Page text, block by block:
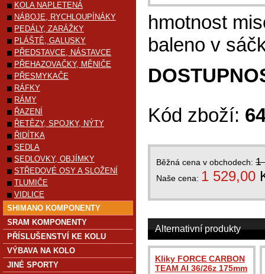
hmotnost
baleno v
Kód zboží:
Běžná cena v obchodech: 1
Naše cena: 1 529,00
Alternativní produkty
Kliky FORCE CARBON
TEAM Al 36/26z 175mm
KOLA NAPLETENÁ
NÁBOJE, RYCHLOUPÍNÁKY
PEDÁLY, ZARÁŽKY
PLÁŠTĚ, GALUSKY
PŘEDSTAVCE, NÁSTAVCE
PŘEHAZOVAČKY, MĚNIČE
PŘESMYKAČE
RÁFKY
RÁMY
ŘAZENÍ
ŘETĚZY, SPOJKY, NÝTY
ŘIDÍTKA
SEDLA
SEDLOVKY, OBJÍMKY
STŘEDOVÉ OSY A SLOŽENÍ
TLUMIČE
VIDLICE
SHIMANO KOMPONENTY
SRAM KOMPONENTY
PŘÍSLUŠENSTVÍ KE KOLU
VÝBAVA NA KOLO
JINÉ SPORTY